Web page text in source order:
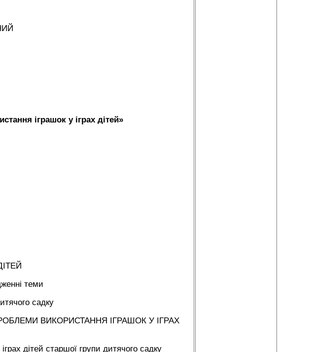
іграшок у іграх дітей»
теми
садку
ВИКОРИСТАННЯ ІГРАШОК У ІГРАХ
дітей старшої групи дитячого садку